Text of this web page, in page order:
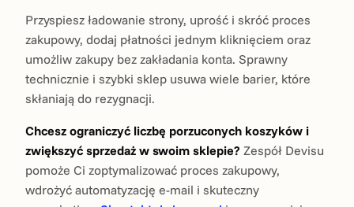
Przyspiesz ładowanie strony, uprość i skróć proces
zakupowy, dodaj płatności jednym kliknięciem oraz
umożliw zakupy bez zakładania konta. Sprawny
technicznie i szybki sklep usuwa wiele barier, które
skłaniają do rezygnacji.
Chcesz ograniczyć liczbę porzuconych koszyków i
zwiększyć sprzedaż w swoim sklepie? Zespół Devisu
pomoże Ci zoptymalizować proces zakupowy,
wdrożyć automatyzację e-mail i skuteczny